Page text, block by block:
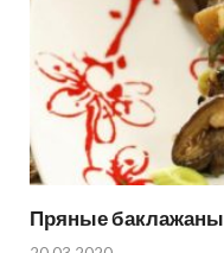
Пряные баклажаны